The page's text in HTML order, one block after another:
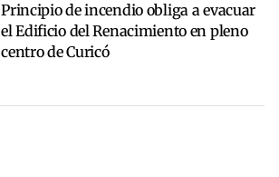
Principio de incendio obliga a evacuar
el Edificio del Renacimiento en pleno
centro de Curicó